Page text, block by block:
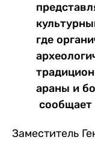
где
араны и
Заместитель